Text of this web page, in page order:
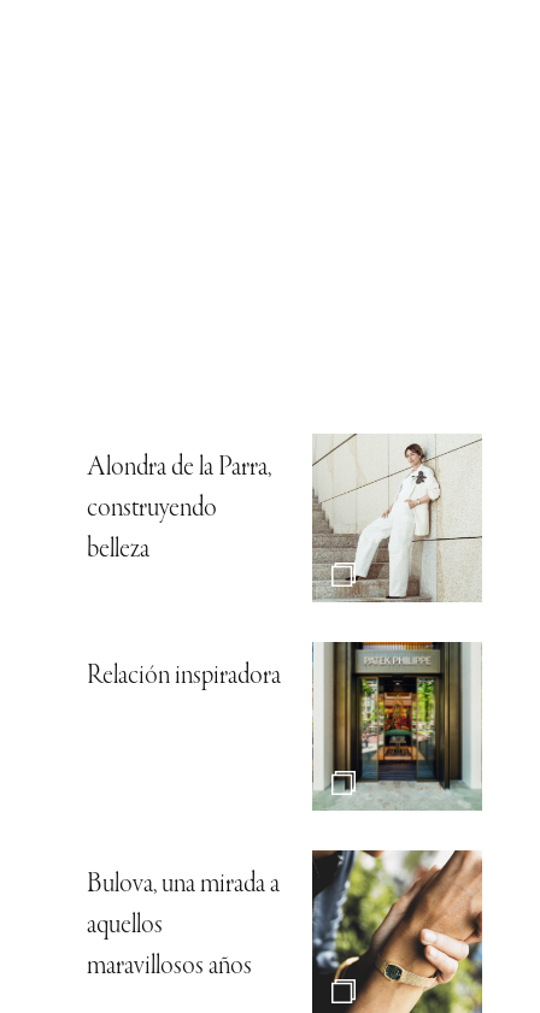
Alondra de la Parra,
construyendo
belleza
Relación inspiradora
Bulova, una mirada a
aquellos
maravillosos años